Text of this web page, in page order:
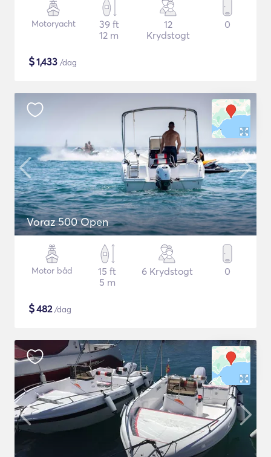
Motoryacht
39 ft
12 m
12
Krydstogt
0
$1,433 /dag
Voraz 500 Open
Motor båd
15 ft
5 m
6 Krydstogt 0
$482/dag